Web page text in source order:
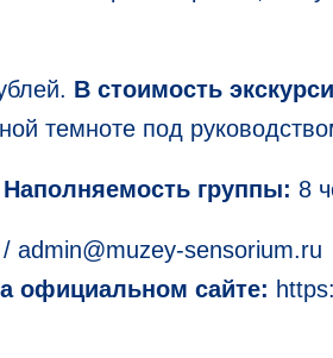
В стоимость
темноте под
Наполняемость группы: 8
admin@muzey-sensorium.ru
официальном сайте: